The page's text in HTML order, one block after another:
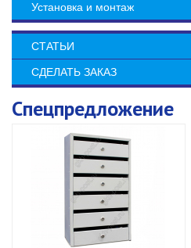
Установка и монтаж
СТАТЬИ
СДЕЛАТЬ ЗАКАЗ
Спецпредложение